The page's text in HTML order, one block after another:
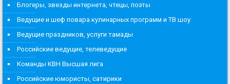
Блогеры, звезды интернета, чтецы, поэты
Ведущие и шеф повара кулинарных программ и ТВ шоу
Ведущие праздников, услуги тамады
Российские ведущие, телеведущие
Команды КВН Высшая лига
Российские юмористы, сатирики